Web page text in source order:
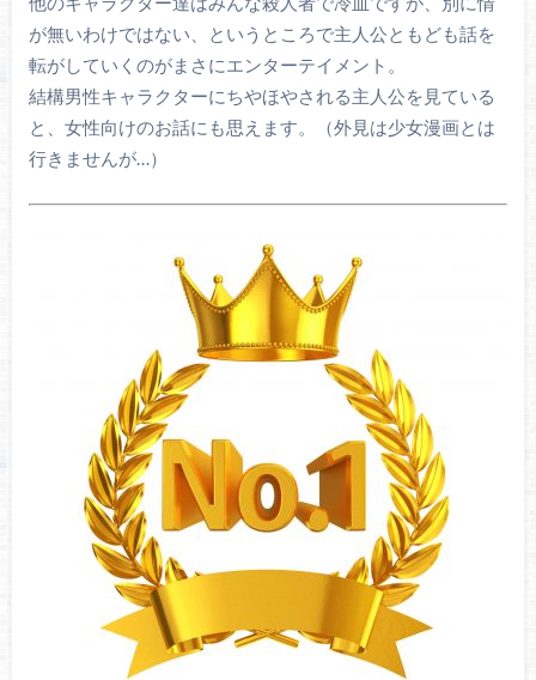
が無いわけではない、というところで主人公ともども話を
転がしていくのがまさにエンターテイメント。
結構男性キャラクターにちやほやされる主人公を見ている
と、女性向けのお話にも思えます。（外見は少女漫画とは
行きませんが…）